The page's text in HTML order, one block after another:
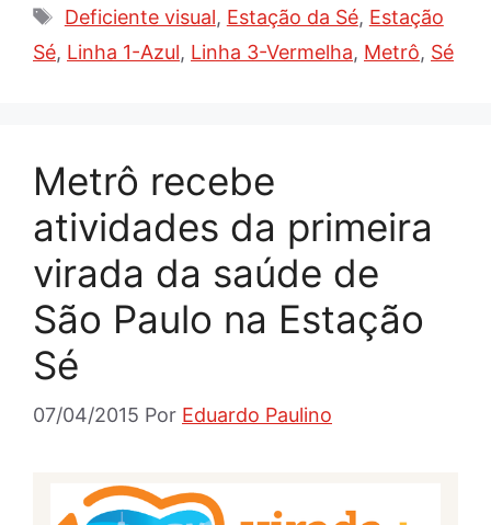
Tags
Deficiente visual, Estação da Sé, Estação
Sé, Linha 1-Azul, Linha 3-Vermelha, Metrô, Sé
Metrô recebe
atividades da primeira
virada da saúde de
São Paulo na Estação
Sé
07/04/2015 Por Eduardo Paulino